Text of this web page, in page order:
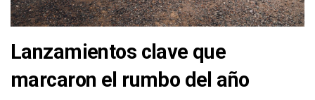
Lanzamientos clave que
marcaron el rumbo del año